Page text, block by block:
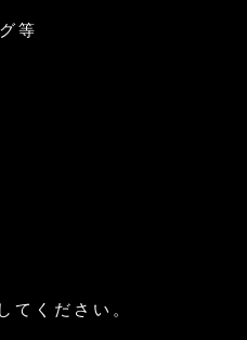
等
てください。